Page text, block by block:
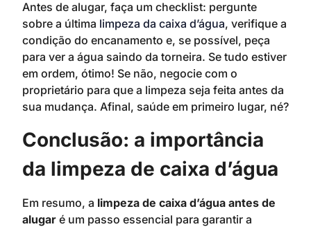
Antes de alugar, faça um checklist: pergunte
sobre a última limpeza da caixa d’água, verifique a
condição do encanamento e, se possível, peça
para ver a água saindo da torneira. Se tudo estiver
em ordem, ótimo! Se não, negocie com o
proprietário para que a limpeza seja feita antes da
sua mudança. Afinal, saúde em primeiro lugar, né?
Conclusão: a importância
da limpeza de caixa d’água
Em resumo, a limpeza de caixa d’água antes de
alugar é um passo essencial para garantir a